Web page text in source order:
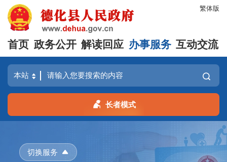
繁体版
首页 政务公开 解读回应 办事服务 互动交流
长者模式
切换服务